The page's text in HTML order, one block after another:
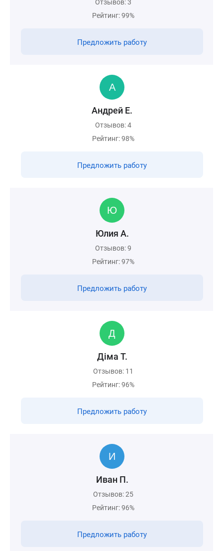
Отзывов: 3
Рейтинг: 99%
Предложить работу
Андрей Е.
Отзывов: 4
Рейтинг: 98%
Предложить работу
Юлия А.
Отзывов: 9
Рейтинг: 97%
Предложить работу
Дiма Т.
Отзывов: 11
Рейтинг: 96%
Предложить работу
Иван П.
Отзывов: 25
Рейтинг: 96%
Предложить работу